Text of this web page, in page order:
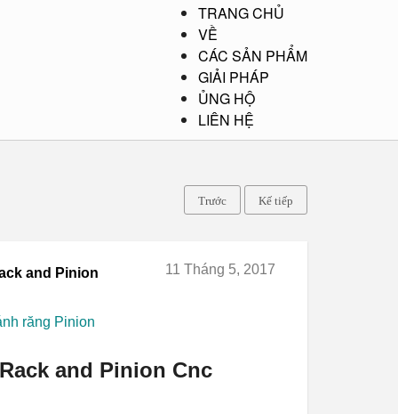
TRANG CHỦ
VỀ
CÁC SẢN PHẨM
GIẢI PHÁP
ỦNG HỘ
LIÊN HỆ
Trước Kế tiếp
and Pinion
11 Tháng 5, 2017
răng Pinion
and Pinion Cnc